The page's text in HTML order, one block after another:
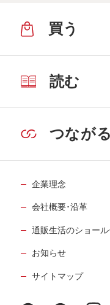
買う
読む
つながる
企業理念
会社概要･沿革
通販生活のショール
お知らせ
サイトマップ